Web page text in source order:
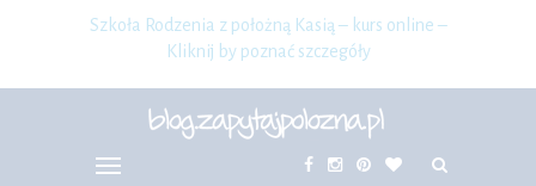
Szkoła Rodzenia z położną Kasią – kurs online –
Kliknij by poznać szczegóły